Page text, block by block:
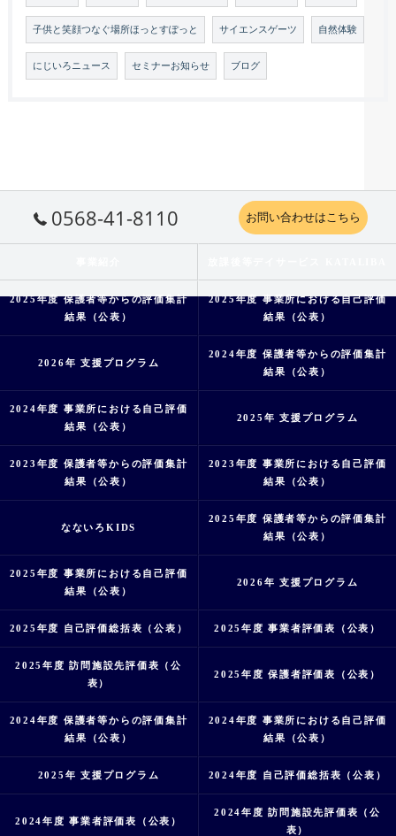
子供と笑顔つなぐ場所ほっとすぽっと サイエンスゲーツ 自然体験
にじいろニュース セミナーお知らせ ブログ
0568-41-8110 お問い合わせはこちら
2025年度 保護者等からの評価集計
結果（公表）
2025年度 事業所における自己評価
結果（公表）
2026年 支援プログラム
2024年度 保護者等からの評価集計
結果（公表）
2024年度 事業所における自己評価
結果（公表）
2025年 支援プログラム
2023年度 保護者等からの評価集計
結果（公表）
2023年度 事業所における自己評価
結果（公表）
なないろKIDS
2025年度 保護者等からの評価集計
結果（公表）
2025年度 事業所における自己評価
結果（公表）
2026年 支援プログラム
2025年度 自己評価総括表（公表） 2025年度 事業者評価表（公表）
2025年度 訪問施設先評価表（公
表）
2025年度 保護者評価表（公表）
2024年度 保護者等からの評価集計
結果（公表）
2024年度 事業所における自己評価
結果（公表）
2025年 支援プログラム 2024年度 自己評価総括表（公表）
2024年度 事業者評価表（公表）
2024年度 訪問施設先評価表（公
表）